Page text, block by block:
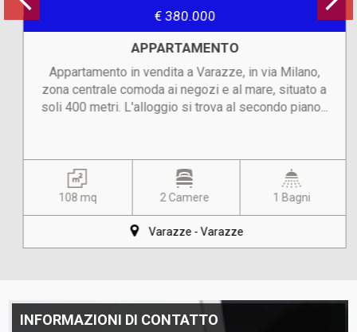
€ 380.000
APPARTAMENTO
Appartamento in vendita a Varazze, in via Milano,
zona centrale comoda ai negozi e al mare, situato a
soli 400 metri. L'alloggio si trova al secondo piano...
108 mq 2 Camere 1 Bagni
Varazze - Varazze
INFORMAZIONI DI CONTATTO